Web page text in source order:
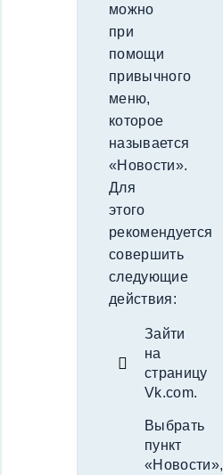
можно
при
помощи
привычного
меню,
которое
называется
«Новости».
Для
этого
рекомендуется
совершить
следующие
действия:
Зайти
на
страницу
Vk.com.
Выбрать
пункт
«Новости»,